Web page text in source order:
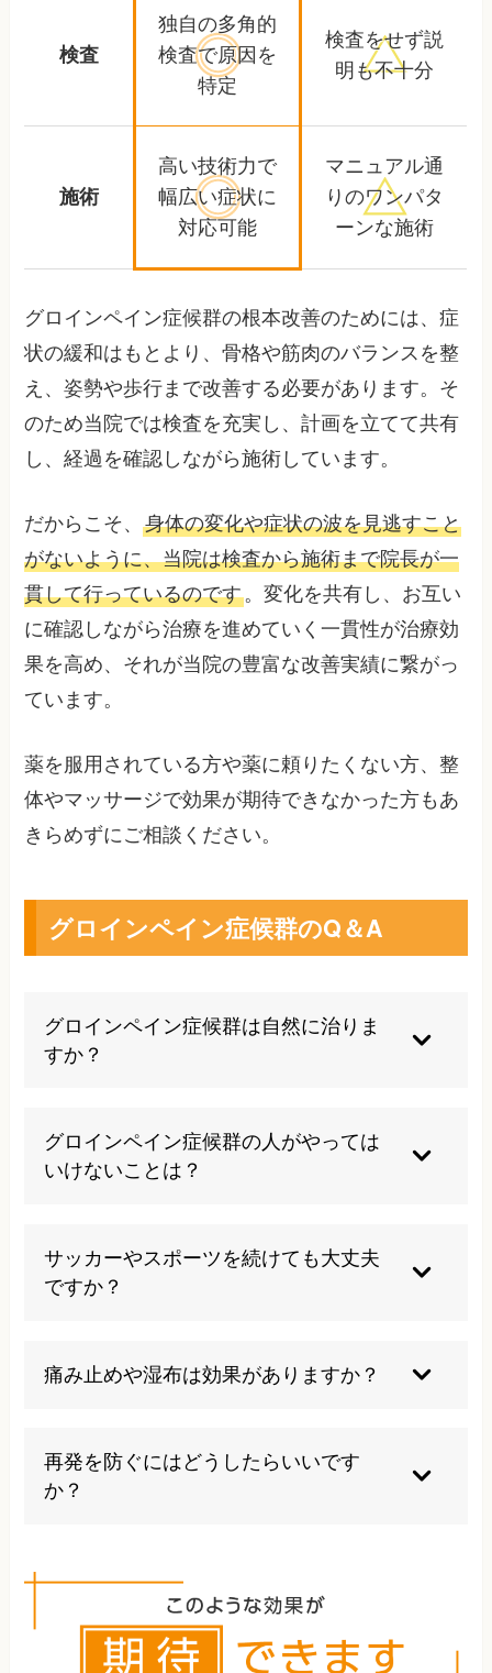
検査
独自の多角的
検査で原因を
特定
検査をせず説
明も不十分
施術
高い技術力で
幅広い症状に
対応可能
マニュアル通
りのワンパタ
ーンな施術
グロインペイン症候群の根本改善のためには、症
状の緩和はもとより、骨格や筋肉のバランスを整
え、姿勢や歩行まで改善する必要があります。そ
のため当院では検査を充実し、計画を立てて共有
し、経過を確認しながら施術しています。
だからこそ、身体の変化や症状の波を見逃すこと
がないように、当院は検査から施術まで院長が一
貫して行っているのです。変化を共有し、お互い
に確認しながら治療を進めていく一貫性が治療効
果を高め、それが当院の豊富な改善実績に繋がっ
ています。
薬を服用されている方や薬に頼りたくない方、整
体やマッサージで効果が期待できなかった方もあ
きらめずにご相談ください。
グロインペイン症候群のQ＆A
グロインペイン症候群は自然に治りま
すか？
ともありますが、慢性化しやすいため早めの対応
が大切です。
グロインペイン症候群の人がやっては
いけないことは？
で治療をやめてしまうことは避けましょう。
サッカーやスポーツを続けても大丈夫
ですか？
門家の指示に従って段階的に復帰しましょう。
痛み止めや湿布は効果がありますか？
はつながりません。
再発を防ぐにはどうしたらいいです
か？
持、日常生活での姿勢改善を心がけましょう。